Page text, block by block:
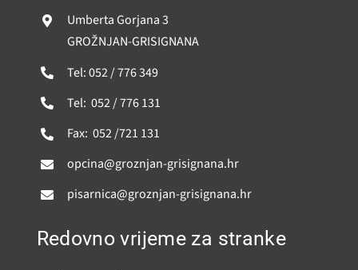
Umberta Gorjana 3
GROŽNJAN-GRISIGNANA
Tel: 052 / 776 349
Tel: 052 / 776 131
Fax: 052 /721 131
opcina@groznjan-grisignana.hr
pisarnica@groznjan-grisignana.hr
Redovno vrijeme za stranke